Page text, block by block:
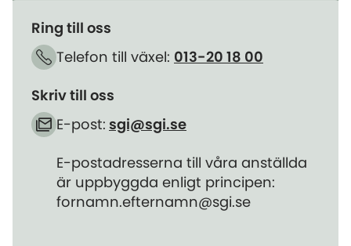
Ring till oss
Telefon till växel: 013-20 18 00
Skriv till oss
E-post: sgi@sgi.se
E-postadresserna till våra anställda
är uppbyggda enligt principen:
fornamn.efternamn@sgi.se